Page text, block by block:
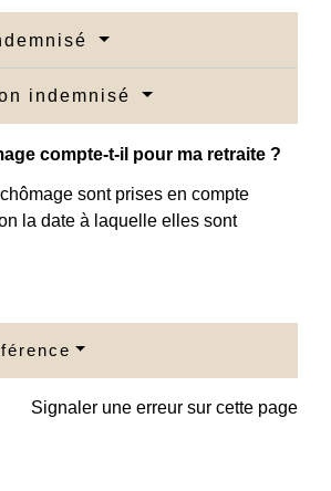
indemnisé
compte-t-il pour ma retraite ?
sont prises en compte
la date à laquelle elles sont
Signaler une erreur sur cette page